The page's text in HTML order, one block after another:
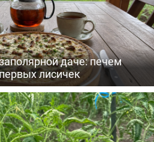
даче: печем
лисичек